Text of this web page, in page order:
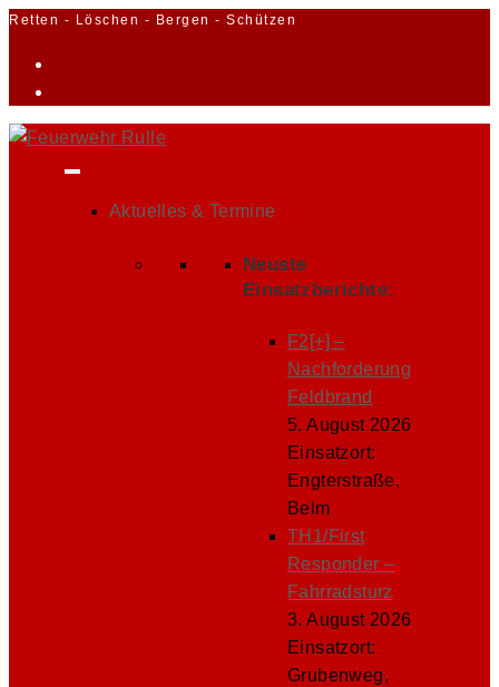
Zum
Retten - Löschen - Bergen - Schützen
Aktuelles & Termine
Neuste
Einsatzberichte:
F2[+] –
Nachforderung
Feldbrand
5. August 2026
Einsatzort:
Engterstraße,
Belm
TH1/First
Responder –
Fahrradsturz
3. August 2026
Einsatzort:
Grubenweg,